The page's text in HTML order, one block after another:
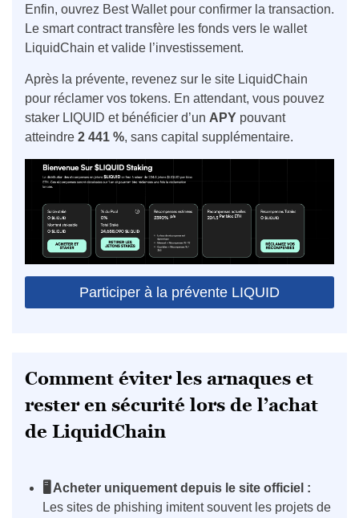
Enfin, ouvrez Best Wallet pour confirmer la transaction.
Le smart contract transfère les fonds vers le wallet
LiquidChain et valide l’investissement.
Après la prévente, revenez sur le site LiquidChain
pour réclamer vos tokens. En attendant, vous pouvez
staker LIQUID et bénéficier d’un APY pouvant
atteindre 2 441 %, sans capital supplémentaire.
Participer à la prévente LIQUID
Comment éviter les arnaques et
rester en sécurité lors de l’achat
de LiquidChain
🖥️ Acheter uniquement depuis le site officiel :
Les sites de phishing imitent souvent les projets de